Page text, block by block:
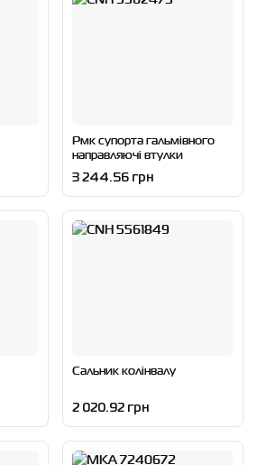
Рмк супорта гальмівного
направляючі втулки
3 244.56 грн
Сальник колінвалу
2 020.92 грн